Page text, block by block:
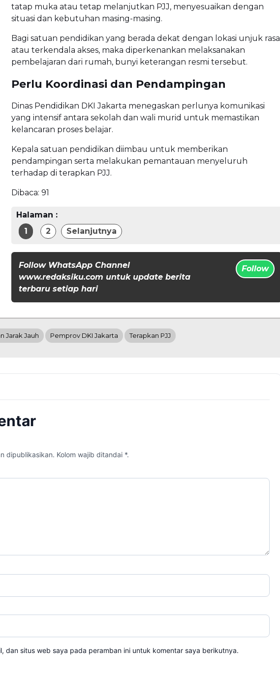
tatap muka atau tetap melanjutkan PJJ, menyesuaikan dengan
situasi dan kebutuhan masing-masing.
Bagi satuan pendidikan yang berada dekat dengan lokasi unjuk rasa
atau terkendala akses, maka diperkenankan melaksanakan
pembelajaran dari rumah, bunyi keterangan resmi tersebut.
Perlu Koordinasi dan Pendampingan
Dinas Pendidikan DKI Jakarta menegaskan perlunya komunikasi
yang intensif antara sekolah dan wali murid untuk memastikan
kelancaran proses belajar.
Kepala satuan pendidikan diimbau untuk memberikan
pendampingan serta melakukan pemantauan menyeluruh
terhadap di terapkan PJJ.
Dibaca: 91
Halaman :
1
2 Selanjutnya
Follow WhatsApp Channel
www.redaksiku.com untuk update berita
terbaru setiap hari
Follow
Jarak Jauh Pemprov DKI Jakarta Terapkan PJJ